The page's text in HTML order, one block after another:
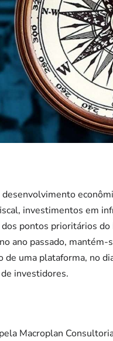
desenvolvimento
investimentos em
pontos prioritários
ano passado,
de uma plataforma, no
investidores.
Macroplan